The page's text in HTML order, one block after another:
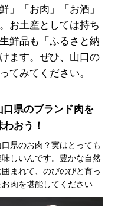
」「お肉」「お酒」
お土産としては持ち
鮮品も「ふるさと納
ます。ぜひ、山口の
てみてください。
口県のブランド肉を
わおう！
口県のお肉？実はとっても
味しいんです。豊かな自然
囲まれて、のびのびと育っ
お肉を堪能してください